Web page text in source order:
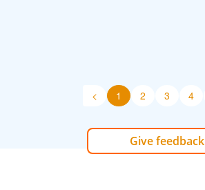
< 1 2 3 4
Give feedback